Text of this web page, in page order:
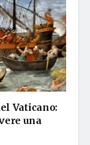
Vaticano:
una